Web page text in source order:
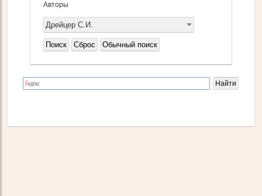
Авторы
Дрейцер С.И.
Поиск Сброс Обычный поиск